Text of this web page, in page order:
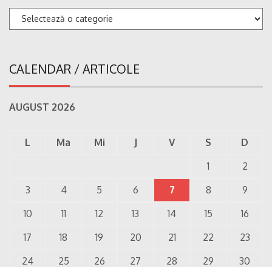
Categorii
CALENDAR / ARTICOLE
AUGUST 2026
L Ma Mi J V S
D
1
2
3
4 5 6 7 8
9
10
11 12 13 14 15
16
17
18 19 20 21 22
23
24
25 26 27 28 29
30